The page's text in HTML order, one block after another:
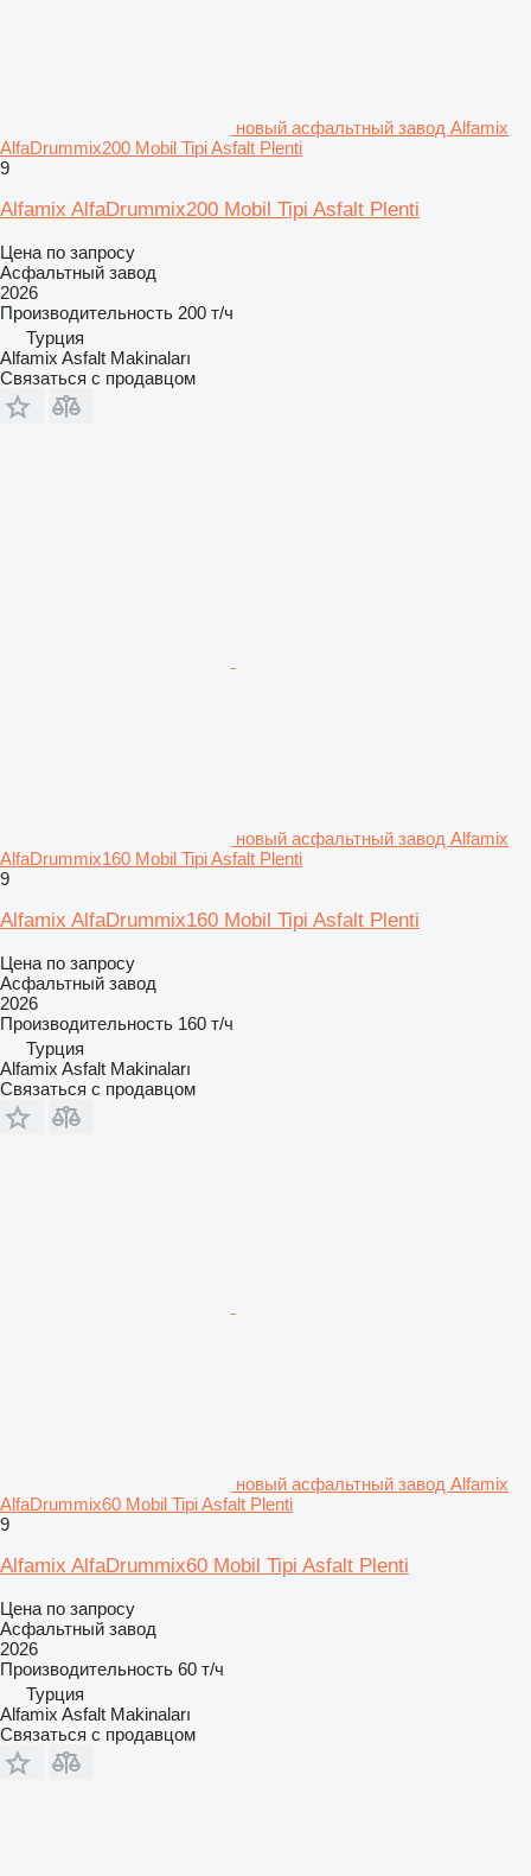
новый асфальтный завод Alfamix
AlfaDrummix200 Mobil Tipi Asfalt Plenti
9
Alfamix AlfaDrummix200 Mobil Tipi Asfalt Plenti
Цена по запросу
Асфальтный завод
2026
Производительность 200 т/ч
Турция
Alfamix Asfalt Makinaları
Связаться с продавцом
новый асфальтный завод Alfamix
AlfaDrummix160 Mobil Tipi Asfalt Plenti
9
Alfamix AlfaDrummix160 Mobil Tipi Asfalt Plenti
Цена по запросу
Асфальтный завод
2026
Производительность 160 т/ч
Турция
Alfamix Asfalt Makinaları
Связаться с продавцом
новый асфальтный завод Alfamix
AlfaDrummix60 Mobil Tipi Asfalt Plenti
9
Alfamix AlfaDrummix60 Mobil Tipi Asfalt Plenti
Цена по запросу
Асфальтный завод
2026
Производительность 60 т/ч
Турция
Alfamix Asfalt Makinaları
Связаться с продавцом